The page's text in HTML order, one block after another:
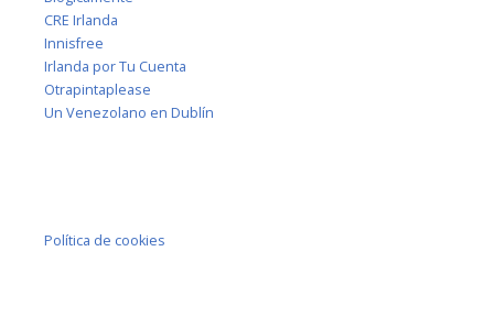
CRE Irlanda
Innisfree
Irlanda por Tu Cuenta
Otrapintaplease
Un Venezolano en Dublín
Política de cookies